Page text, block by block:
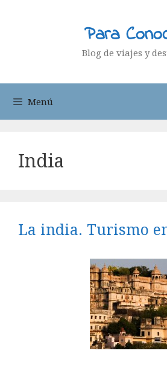
Para
Blog de viajes y
Menú
India
La india. Turismo